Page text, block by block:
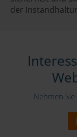
der
Nehmen